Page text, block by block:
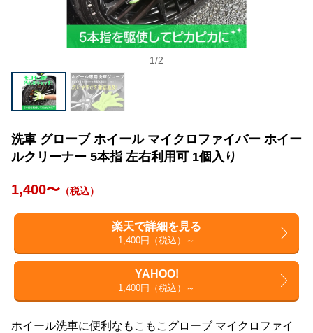
1/2
洗車 グローブ ホイール マイクロファイバー ホイー
ルクリーナー 5本指 左右利用可 1個入り
1,400〜 （税込）
楽天で詳細を見る
1,400円（税込）～
YAHOO!
1,400円（税込）～
ホイール洗車に便利なもこもこグローブ マイクロファイ